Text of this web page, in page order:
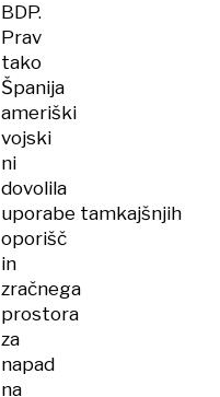
BDP.
Prav
tako
Španija
ameriški
vojski
ni
dovolila
uporabe tamkajšnjih
oporišč
in
zračnega
prostora
za
napad
na